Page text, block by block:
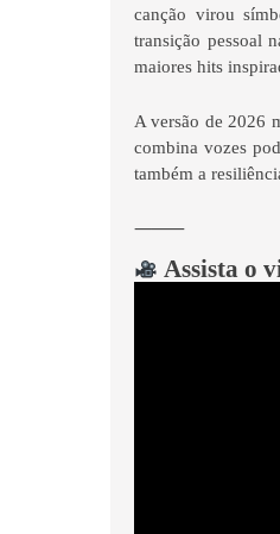
canção virou
transição pessoal
maiores hits
A versão de 2026
combina vozes
também a
⸻
Assista o